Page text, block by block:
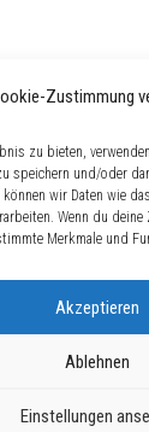
Zustimmung
zu bieten,
speichern und/oder
wir Daten wie
Wenn du
Merkmale und
Akzeptieren
Ablehnen
Einstellungen